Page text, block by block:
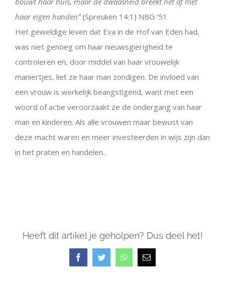
haar eigen handen”(Spreuken 14:1) NBG ’51
Het geweldige leven dat Eva in de Hof van Eden had,
was niet genoeg om haar nieuwsgierigheid te
controleren en, door middel van haar vrouwelijk
maniertjes, liet ze haar man zondigen. De invloed van
een vrouw is werkelijk beangstigend, want met een
woord of actie veroorzaakt ze de ondergang van haar
man en kinderen. Als alle vrouwen maar bewust van
deze macht waren en meer investeerden in wijs zijn dan
in het praten en handelen..
Heeft dit artikel je geholpen? Dus deel het!
FacebookTwitterWhatsApp
E-
mail